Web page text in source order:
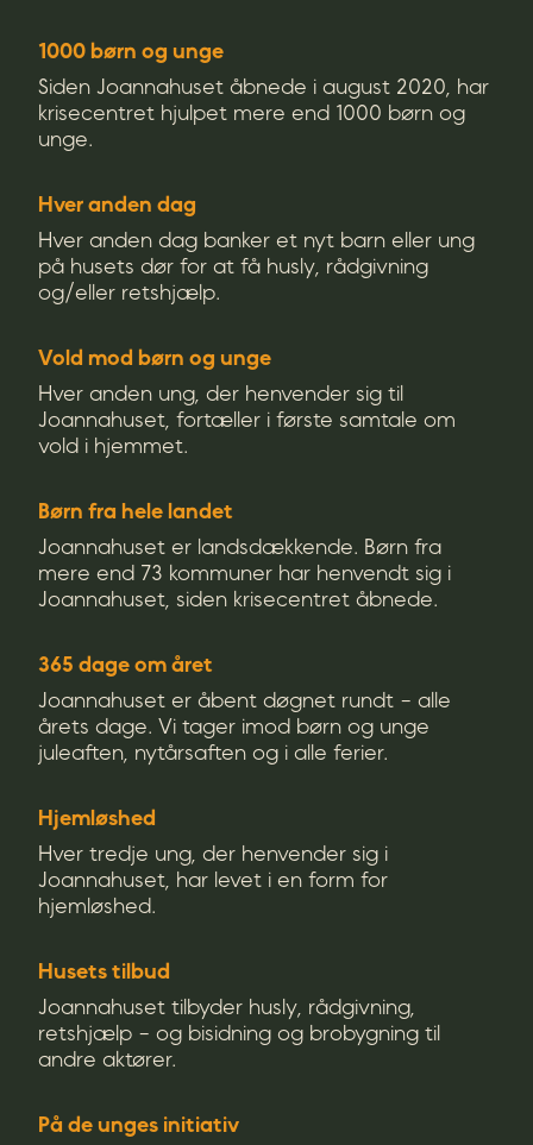
1000 børn og unge
Siden Joannahuset åbnede i august 2020, har
krisecentret hjulpet mere end 1000 børn og
unge.
Hver anden dag
Hver anden dag banker et nyt barn eller ung
på husets dør for at få husly, rådgivning
og/eller retshjælp.
Vold mod børn og unge
Hver anden ung, der henvender sig til
Joannahuset, fortæller i første samtale om
vold i hjemmet.
Børn fra hele landet
Joannahuset er landsdækkende. Børn fra
mere end 73 kommuner har henvendt sig i
Joannahuset, siden krisecentret åbnede.
365 dage om året
Joannahuset er åbent døgnet rundt - alle
årets dage. Vi tager imod børn og unge
juleaften, nytårsaften og i alle ferier.
Hjemløshed
Hver tredje ung, der henvender sig i
Joannahuset, har levet i en form for
hjemløshed.
Husets tilbud
Joannahuset tilbyder husly, rådgivning,
retshjælp - og bisidning og brobygning til
andre aktører.
På de unges initiativ